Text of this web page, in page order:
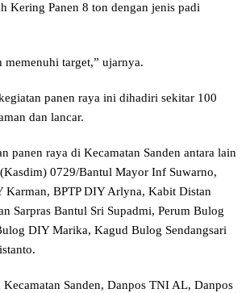
Kering Panen 8 ton dengan jenis padi
memenuhi target,” ujarnya.
panen raya ini dihadiri sekitar 100
dan lancar.
panen raya di Kecamatan Sanden antara lain
0729/Bantul Mayor Inf Suwarno,
Karman, BPTP DIY Arlyna, Kabit Distan
Sarpras Bantul Sri Supadmi, Perum Bulog
DIY Marika, Kagud Bulog Sendangsari
Sanden, Danpos TNI AL, Danpos